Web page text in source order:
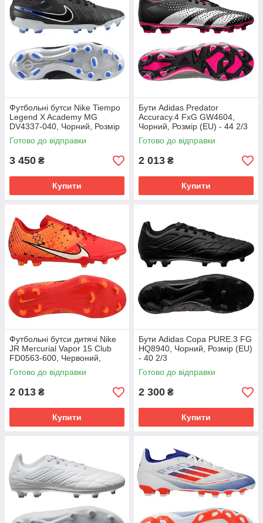
Футбольні бутси Nike Tiempo
Legend X Academy MG
DV4337-040, Чорний, Розмір
(EU) - 43
Готово до відправки
3 450 ₴
Купити
Бути Adidas Predator
Accuracy.4 FxG GW4604,
Чорний, Розмір (EU) - 44 2/3
Готово до відправки
2 013 ₴
Купити
Футбольні бутси дитячі Nike
JR Mercurial Vapor 15 Club
FD0563-600, Червоний,
Розмір (EU) - 38
Готово до відправки
2 013 ₴
Купити
Бути Adidas Copa PURE.3 FG
HQ8940, Чорний, Розмір (EU)
- 40 2/3
Готово до відправки
2 300 ₴
Купити